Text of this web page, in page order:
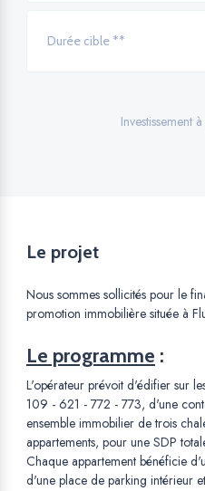
Durée cible **
Investissement
Le projet
Nous sommes sollicités pour le
promotion immobilière située à
Le programme :
L'opérateur prévoit d'édifier sur
109 - 621 - 772 - 773, d'une
ensemble immobilier de trois
appartements, pour une SDP
Chaque appartement bénéficie
d'une place de parking intérieur